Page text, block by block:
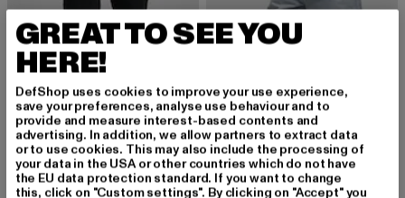
DEF
Matteo
DEF
GREAT TO SEE YOU
HERE!
DefShop uses cookies to improve your use experience,
save your preferences, analyse use behaviour and to
provide and measure interest-based contents and
advertising. In addition, we allow partners to extract data
or to use cookies. This may also include the processing of
your data in the USA or other countries which do not have
the EU data protection standard. If you want to change
this, click on "Custom settings". By clicking on "Accept" you